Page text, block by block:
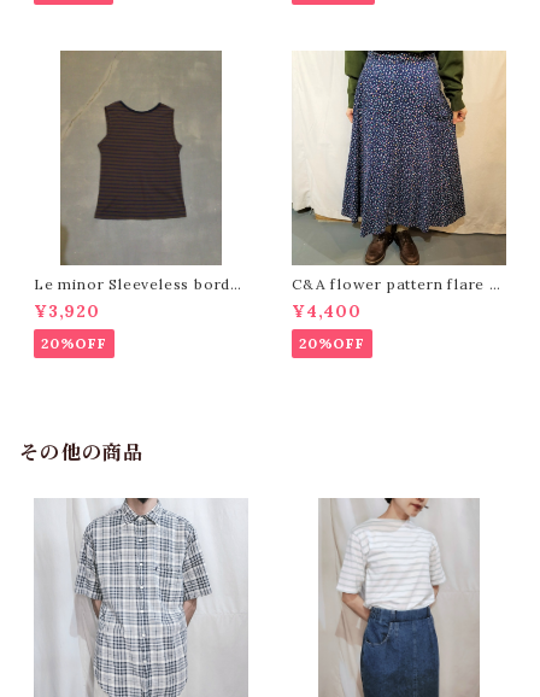
Le minor Sleeveless border
tops /Made In France [244
6]
¥3,920
20%OFF
C&A flower pattern flare sk
irt ［K-1360］
¥4,400
20%OFF
その他の商品